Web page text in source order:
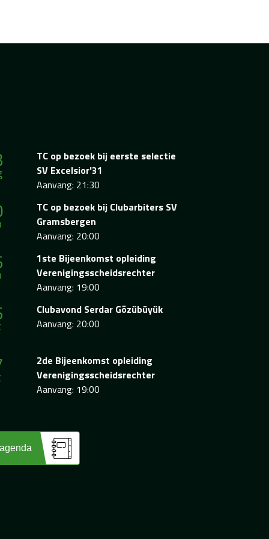
TC op bezoek bij eerste selectie
SV Excelsior'31
Aanvang: 21:30
TC op bezoek bij Clubarbiters SV
Gramsbergen
Aanvang: 20:00
1ste Bijeenkomst opleiding
Verenigingsscheidsrechter
Aanvang: 19:00
Clubavond Serdar Gözübüyük
Aanvang: 20:00
2de Bijeenkomst opleiding
Verenigingsscheidsrechter
Aanvang: 19:00